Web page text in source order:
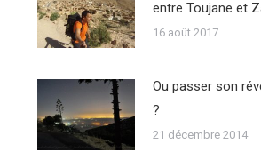
entre Toujane et
16 août 2017
Ou passer son
?
21 décembre 2014